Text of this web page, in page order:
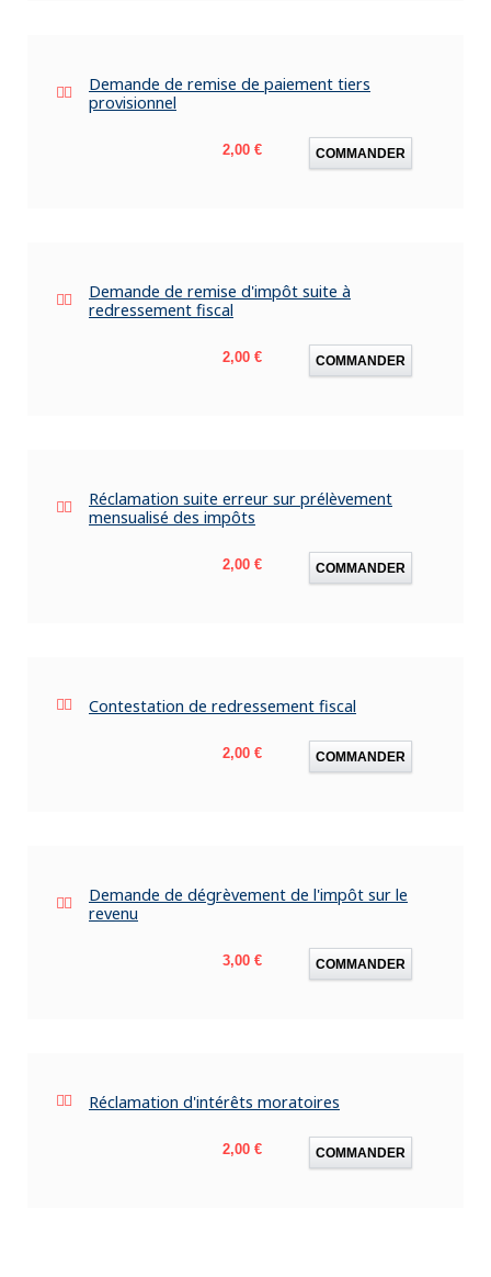
Demande de remise de paiement tiers
provisionnel
Prix
2,00 € COMMANDER
Demande de remise d'impôt suite à
redressement fiscal
Prix
2,00 € COMMANDER
Réclamation suite erreur sur prélèvement
mensualisé des impôts
Prix
2,00 € COMMANDER
Contestation de redressement fiscal
Prix
2,00 € COMMANDER
Demande de dégrèvement de l'impôt sur le
revenu
Prix
3,00 € COMMANDER
Réclamation d'intérêts moratoires
Prix
2,00 € COMMANDER